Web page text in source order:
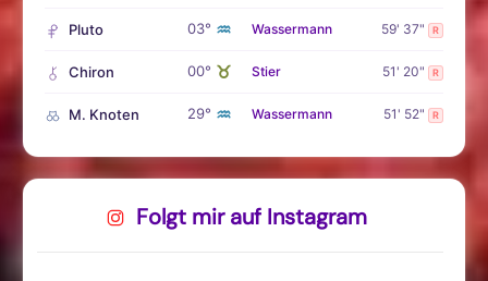
Pluto 03° ♒ Wassermann 59' 37" R
Chiron 00° ♉ Stier 51' 20" R
M. Knoten 29° ♒ Wassermann 51' 52" R
Folgt mir auf Instagram